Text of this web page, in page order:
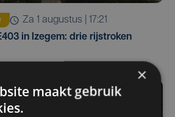
za 1 augustus | 17:21
in Izegem: drie rijstroken
×
maakt gebruik